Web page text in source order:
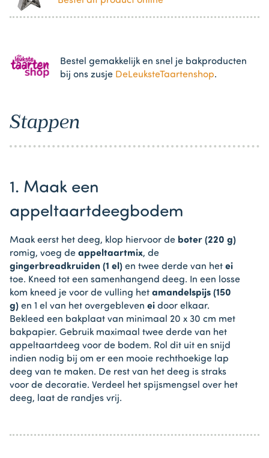
Bestel gemakkelijk en snel je bakproducten
bij ons zusje DeLeuksteTaartenshop.
Stappen
1. Maak een
appeltaartdeegbodem
Maak eerst het deeg, klop hiervoor de boter (220 g)
romig, voeg de appeltaartmix, de
gingerbreadkruiden (1 el) en twee derde van het ei
toe. Kneed tot een samenhangend deeg. In een losse
kom kneed je voor de vulling het amandelspijs (150
g) en 1 el van het overgebleven ei door elkaar.
Bekleed een bakplaat van minimaal 20 x 30 cm met
bakpapier. Gebruik maximaal twee derde van het
appeltaartdeeg voor de bodem. Rol dit uit en snijd
indien nodig bij om er een mooie rechthoekige lap
deeg van te maken. De rest van het deeg is straks
voor de decoratie. Verdeel het spijsmengsel over het
deeg, laat de randjes vrij.